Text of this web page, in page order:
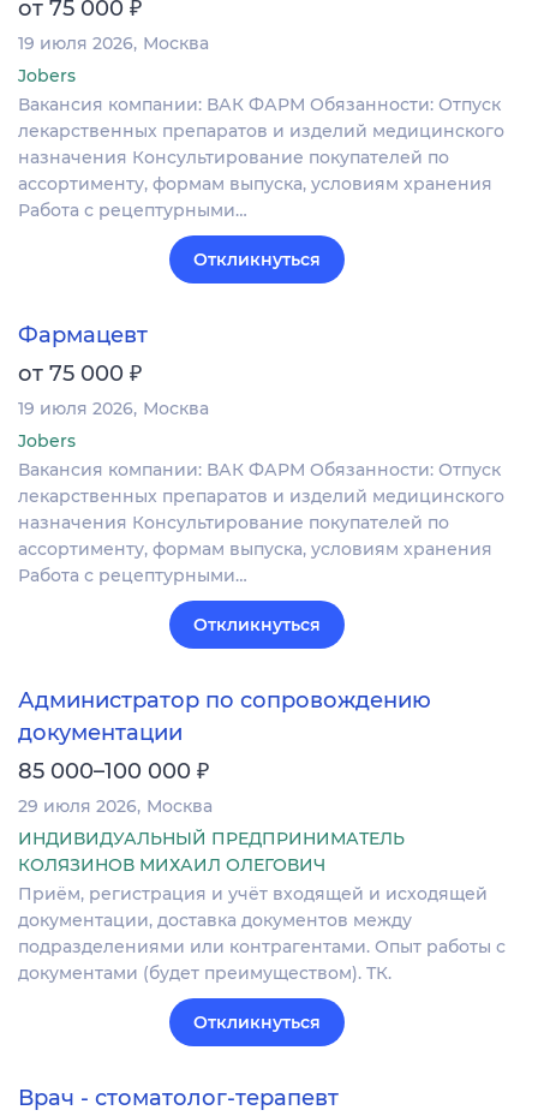
от 75 000
19 июля 2026 Москва
Jobers
Вакансия компании: ВАК ФАРМ Обязанности: Отпуск
лекарственных препаратов и изделий медицинского
назначения Консультирование покупателей по
ассортименту, формам выпуска, условиям хранения
Работа с рецептурными…
Откликнуться
Фармацевт
от 75 000 ₽
19 июля 2026 Москва
Jobers
Вакансия компании: ВАК ФАРМ Обязанности: Отпуск
лекарственных препаратов и изделий медицинского
назначения Консультирование покупателей по
ассортименту, формам выпуска, условиям хранения
Работа с рецептурными…
Откликнуться
Администратор по сопровождению
документации
85 000–100 000 ₽
29 июля 2026 Москва
ИНДИВИДУАЛЬНЫЙ ПРЕДПРИНИМАТЕЛЬ
КОЛЯЗИНОВ МИХАИЛ ОЛЕГОВИЧ
Приём, регистрация и учёт входящей и исходящей
документации, доставка документов между
подразделениями или контрагентами. Опыт работы с
документами (будет преимуществом). ТК.
Откликнуться
Врач - стоматолог-терапевт